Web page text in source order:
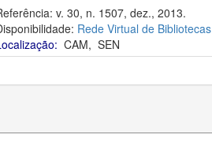
v. 30, n. 1507, dez., 2013.
Rede Virtual de Bibliotecas
CAM, SEN